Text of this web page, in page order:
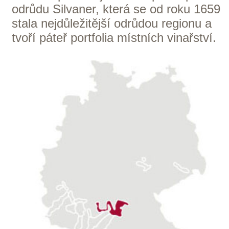
který se v devadesátých letech dostal i
do Japonska. Dnes rodina vyváží víno do
mnoha zemí až na Dálný východ.
Mezitím se značka Decordi vyvinula v
chutný příslib kvality. Registrace
komory v Cremoně se datuje do roku